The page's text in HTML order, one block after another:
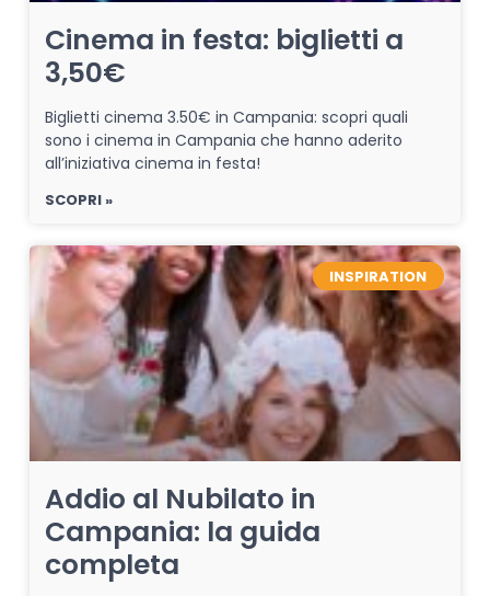
Cinema in festa: biglietti a
3,50€
Biglietti cinema 3.50€ in Campania: scopri quali
sono i cinema in Campania che hanno aderito
all’iniziativa cinema in festa!
SCOPRI »
INSPIRATION
Addio al Nubilato in
Campania: la guida
completa